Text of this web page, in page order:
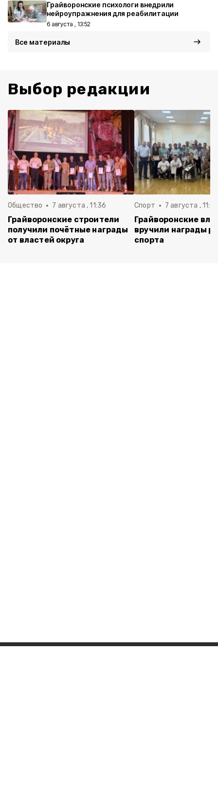
Грайворонские психологи внедрили
нейроупражнения для реабилитации
6 августа , 13:52
Все материалы
Выбор редакции
Общество 7 августа , 11:36
Грайворонские строители
получили почётные награды
от властей округа
Спорт 7 августа ,
Грайворонские
вручили награды
спорта